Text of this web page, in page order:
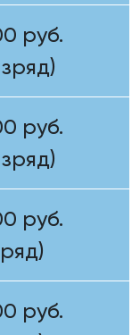
руб.
руб.
руб.
руб.